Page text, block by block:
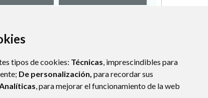
tipos de cookies: Técnicas, imprescindibles para
De personalización, para recordar sus
, para mejorar el funcionamiento de la web